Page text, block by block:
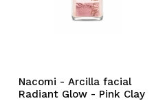
Nacomi - Arcilla facial
Radiant Glow - Pink Clay